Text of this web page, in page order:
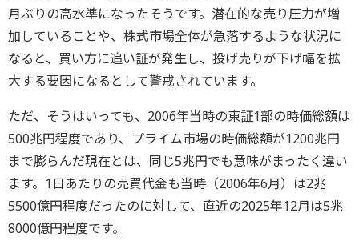
月ぶりの高水準になったそうです。潜在的な売り圧力が増
加していることや、株式市場全体が急落するような状況に
なると、買い方に追い証が発生し、投げ売りが下げ幅を拡
大する要因になるとして警戒されています。
ただ、そうはいっても、2006年当時の東証1部の時価総額は
500兆円程度であり、プライム市場の時価総額が1200兆円
まで膨らんだ現在とは、同じ5兆円でも意味がまったく違い
ます。1日あたりの売買代金も当時（2006年6月）は2兆
5500億円程度だったのに対して、直近の2025年12月は5兆
8000億円程度です。